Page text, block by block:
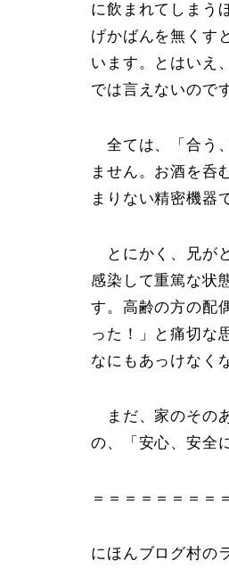
に飲まれてしまう
げかばんを無くす
います。とはいえ
では言えないので
全ては、「合う
ません。お酒を呑
まりない精密機器
とにかく、兄が
感染して重篤な状
す。高齢の方の配
った！」と痛切な
なにもあっけなく
まだ、家のその
の、「安心、安全
＝＝＝＝＝＝＝＝
にほんブログ村の